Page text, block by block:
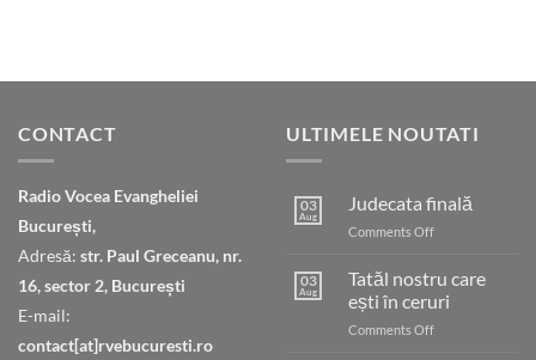
CONTACT
Radio Vocea Evangheliei
București,
Adresă: str. Paul Greceanu, nr.
16, sector 2, București
E-mail:
contact[at]rvebucuresti.ro
ULTIMELE NOUTATI
03
Aug
Judecata finală
Comments Offon
03
Aug
Tatăl nostru care
ești în ceruri
Comments Offon